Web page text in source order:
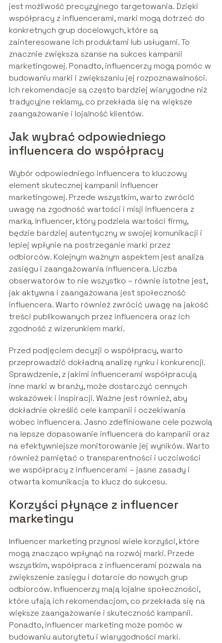
jest możliwość precyzyjnego targetowania. Dzięki
współpracy z influencerami, marki mogą dotrzeć do
konkretnych grup docelowych, które są
zainteresowane ich produktami lub usługami. To
znacznie zwiększa szanse na sukces kampanii
marketingowej. Ponadto, influencerzy mogą pomóc w
budowaniu marki i zwiększaniu jej rozpoznawalności.
Ich rekomendacje są często bardziej wiarygodne niż
tradycyjne reklamy, co przekłada się na większe
zaangażowanie i lojalność klientów.
Jak wybrać odpowiedniego
influencera do współpracy
Wybór odpowiedniego influencera to kluczowy
element skutecznej kampanii influencer
marketingowej. Przede wszystkim, warto zwrócić
uwagę na zgodność wartości i misji influencera z
marką. Influencer, który podziela wartości firmy,
będzie bardziej autentyczny w swojej komunikacji i
lepiej wpłynie na postrzeganie marki przez
odbiorców. Kolejnym ważnym aspektem jest analiza
zasięgu i zaangażowania influencera. Liczba
obserwatorów to nie wszystko – równie istotne jest,
jak aktywna i zaangażowana jest społeczność
influencera. Warto również zwrócić uwagę na jakość
treści publikowanych przez influencera oraz ich
zgodność z wizerunkiem marki.
Przed podjęciem decyzji o współpracy, warto
przeprowadzić dokładną analizę rynku i konkurencji.
Sprawdzenie, z jakimi influencerami współpracują
inne marki w branży, może dostarczyć cennych
wskazówek i inspiracji. Ważne jest również, aby
dokładnie określić cele kampanii i oczekiwania
wobec influencera. Jasno zdefiniowane cele pozwolą
na lepsze dopasowanie influencera do kampanii oraz
na efektywniejsze monitorowanie jej wyników. Warto
również pamiętać o transparentności i uczciwości
we współpracy z influencerami – jasne zasady i
otwarta komunikacja to klucz do sukcesu.
Korzyści płynące z influencer
marketingu
Influencer marketing przynosi wiele korzyści, które
mogą znacząco wpłynąć na rozwój marki. Przede
wszystkim, współpraca z influencerami pozwala na
zwiększenie zasięgu i dotarcie do nowych grup
odbiorców. Influencerzy mają lojalne społeczności,
które ufają ich rekomendacjom, co przekłada się na
większe zaangażowanie i skuteczność kampanii.
Ponadto, influencer marketing może pomóc w
budowaniu autorytetu i wiarygodności marki.